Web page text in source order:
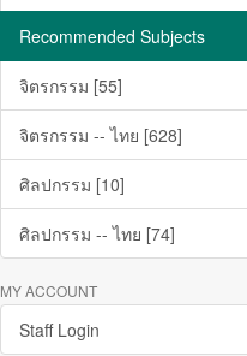
Recommended Subjects
จิตรกรรม [55]
จิตรกรรม -- ไทย [628]
ศิลปกรรม [10]
ศิลปกรรม -- ไทย [74]
MY ACCOUNT
Staff Login